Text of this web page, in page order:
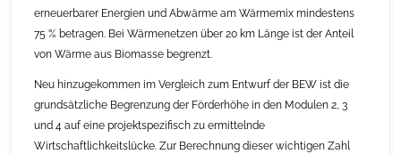
erneuerbarer Energien und Abwärme am Wärmemix mindestens
75 % betragen. Bei Wärmenetzen über 20 km Länge ist der Anteil
von Wärme aus Biomasse begrenzt.
Neu hinzugekommen im Vergleich zum Entwurf der BEW ist die
grundsätzliche Begrenzung der Förderhöhe in den Modulen 2, 3
und 4 auf eine projektspezifisch zu ermittelnde
Wirtschaftlichkeitslücke. Zur Berechnung dieser wichtigen Zahl